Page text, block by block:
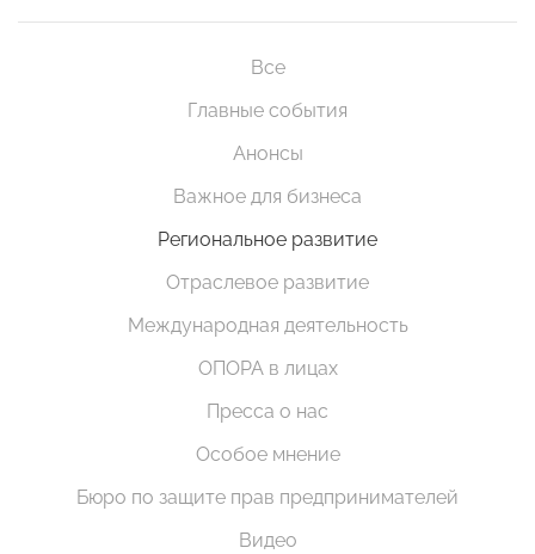
Все
Главные события
Анонсы
Важное для бизнеса
Региональное развитие
Отраслевое развитие
Международная деятельность
ОПОРА в лицах
Пресса о нас
Особое мнение
Бюро по защите прав предпринимателей
Видео